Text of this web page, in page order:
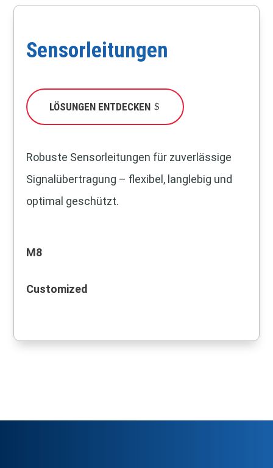
Sensorleitungen
LÖSUNGEN ENTDECKEN
Robuste Sensorleitungen für zuverlässige
Signalübertragung – flexibel, langlebig und
optimal geschützt.
M8
Customized